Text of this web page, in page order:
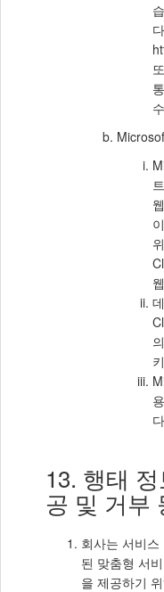
13. 행태
공 및 거부
회사는 서비
된 맞춤형 서
을 제공하기